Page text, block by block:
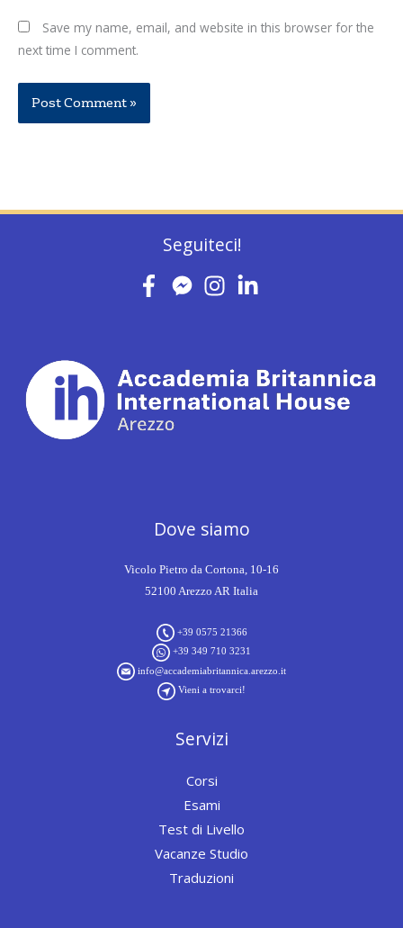
Save my name, email, and website in this browser for the
next time I comment.
Seguiteci!
Dove siamo
Vicolo Pietro da Cortona, 10-16
52100 Arezzo AR Italia
+39 0575 21366
+39 349 710 3231
info@accademiabritannica.arezzo.it
Vieni a trovarci!
Servizi
Corsi
Esami
Test di Livello
Vacanze Studio
Traduzioni